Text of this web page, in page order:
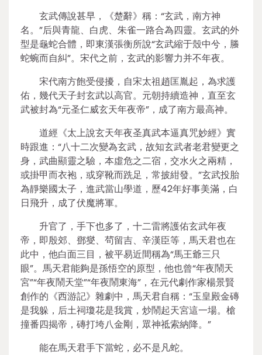
玄武傳說甚早，《楚辭》稱：“玄武，南方神
名。”后與青龍、白虎、朱雀一路合為四靈。玄武的外
型是龜蛇合體，即東漢張衡所說“玄武縮于殼中兮，螣
蛇蜿而自糾”。宋代之前，玄武的影響力并不年夜。
宋代南方飽受侵擾，自宋太祖趙匡胤起，為求護
佑，幾代天子封玄武以高官。元朝持續造神，直至玄
武被封為“元圣仁威玄天年夜帝”，成了南方最高神。
道經《太上說玄天年夜圣真武本逼真咒妙經》實
時跟進：“八十二次變為玄武，故知玄武者老君變更之
身，武曲顯靈之驗，本虛危之二宿，交水火之兩精，
或掛甲而衣袍，或穿靴而跣足，常披紺發。”玄武投胎
為靜樂國太子，進武當山學道，歷42年好事美滿，白
日飛升，成了伏魔將軍。
升官了，手下也多了，十二雷將護佑玄武年夜
帝，即殷郊、鄧燮、茍留吉、辛漢臣等，馬天君也在
此中，他白面三目，被平易近間稱為“馬王爺三只
眼”。馬天君能夠是孫悟空的原型，他也曾“年夜鬧天
宮”“年夜鬧天堂”“年夜鬧東海”，在元代劇作家楊景賢
創作的《西游記》雜劇中，馬天君自稱：“玉皇殿金磚
是我躲，后土祠瓊花是我賞，炒鬧起天宮這一場。槍
撞番四揭帝，磚打垮八金剛，眾神祗索納降。”
能在馬天君手下當蛇，必不是凡蛇。